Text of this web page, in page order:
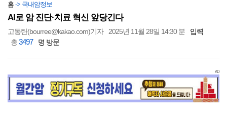
홈 -> 국내암정보
AI로 암 진단·치료 혁신 앞당긴다
고동탄(bourree@kakao.com)기자 2025년 11월 28일 14:30 분
입력
총3497 명 방문
AD